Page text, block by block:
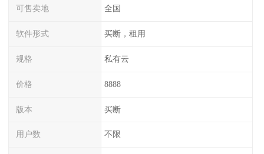
可售卖地 全国
软件形式 买断，租用
规格 私有云
价格 8888
版本 买断
用户数 不限